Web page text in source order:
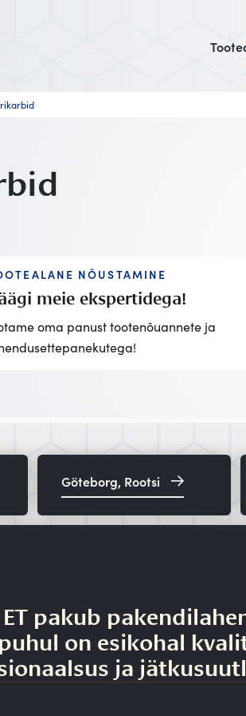
NÕUSTAMINE
meie ekspertidega!
oma panust tootenõuannete ja
Göteborg, Rootsi
pakub
on esikohal
ja